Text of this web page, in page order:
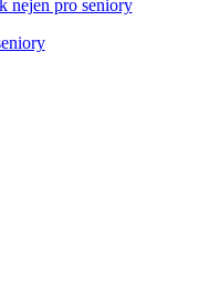
nejen pro seniory